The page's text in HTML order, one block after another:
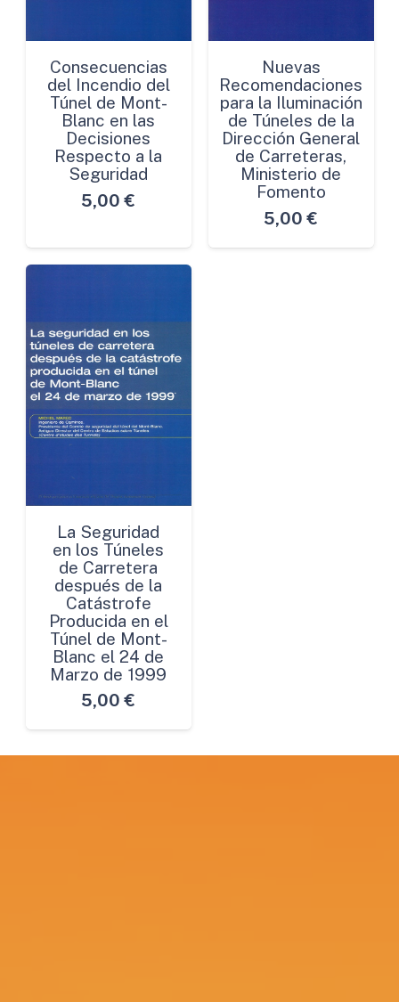
Consecuencias
del Incendio del
Túnel de Mont-
Blanc en las
Decisiones
Respecto a la
Seguridad
5,00 €
Nuevas
Recomendaciones
para la Iluminación
de Túneles de la
Dirección General
de Carreteras,
Ministerio de
Fomento
5,00 €
La Seguridad
en los Túneles
de Carretera
después de la
Catástrofe
Producida en el
Túnel de Mont-
Blanc el 24 de
Marzo de 1999
5,00 €